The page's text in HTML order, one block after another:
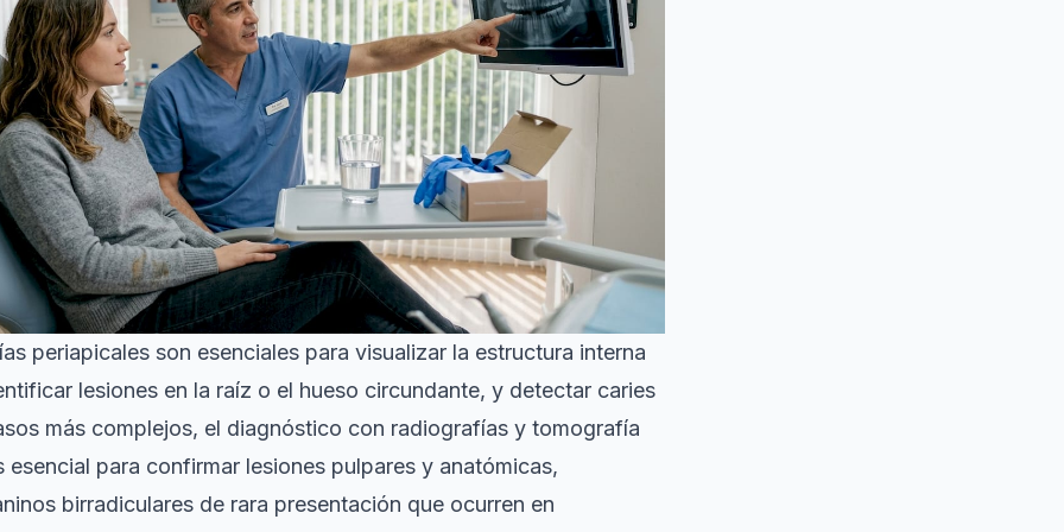
periapicales son esenciales para visualizar la estructura interna
lesiones en la raíz o el hueso circundante, y detectar caries
más complejos, el diagnóstico con radiografías y tomografía
esencial para confirmar lesiones pulpares y anatómicas,
birradiculares de rara presentación que ocurren en